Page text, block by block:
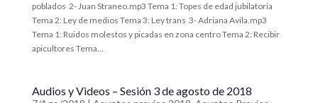
poblados 2- Juan Straneo.mp3 Tema 1: Topes de edad jubilatoria
Tema 2: Ley de medios Tema 3: Ley trans 3- Adriana Avila.mp3
Tema 1: Ruidos molestos y picadas en zona centro Tema 2: Recibir
apicultores Tema...
Audios y Videos – Sesión 3 de agosto de 2018